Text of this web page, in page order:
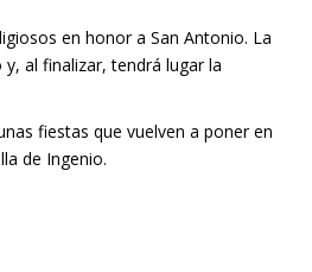
en honor a San Antonio. La
al finalizar, tendrá lugar la
fiestas que vuelven a poner en
de Ingenio.